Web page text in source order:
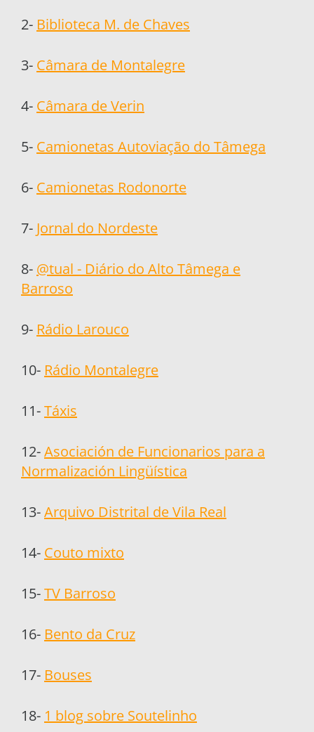
2- Biblioteca M. de Chaves
3- Câmara de Montalegre
4- Câmara de Verin
5- Camionetas Autoviação do Tâmega
6- Camionetas Rodonorte
7- Jornal do Nordeste
8- @tual - Diário do Alto Tâmega e
Barroso
9- Rádio Larouco
10- Rádio Montalegre
11-Táxis
12-Asociación de Funcionarios para a
Normalización Lingüística
13-Arquivo Distrital de Vila Real
14- Couto mixto
15-TV Barroso
16- Bento da Cruz
17- Bouses
18- 1 blog sobre Soutelinho